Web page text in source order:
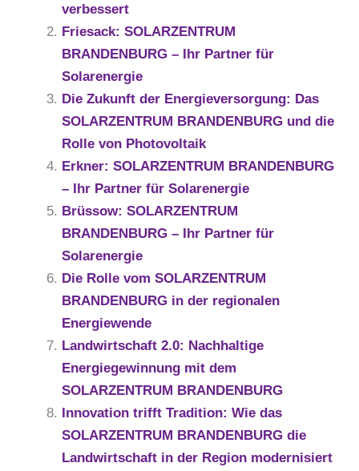
verbessert
Friesack: SOLARZENTRUM
BRANDENBURG – Ihr Partner für
Solarenergie
Die Zukunft der Energieversorgung: Das
SOLARZENTRUM BRANDENBURG und die
Rolle von Photovoltaik
Erkner: SOLARZENTRUM BRANDENBURG
– Ihr Partner für Solarenergie
Brüssow: SOLARZENTRUM
BRANDENBURG – Ihr Partner für
Solarenergie
Die Rolle vom SOLARZENTRUM
BRANDENBURG in der regionalen
Energiewende
Landwirtschaft 2.0: Nachhaltige
Energiegewinnung mit dem
SOLARZENTRUM BRANDENBURG
Innovation trifft Tradition: Wie das
SOLARZENTRUM BRANDENBURG die
Landwirtschaft in der Region modernisiert